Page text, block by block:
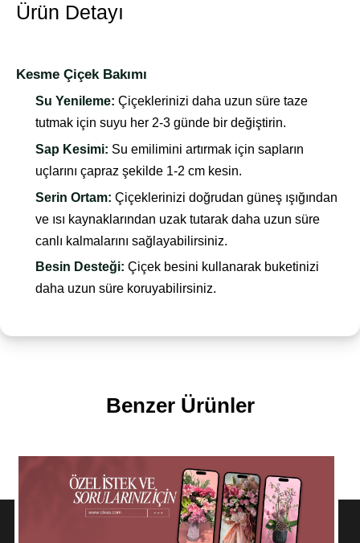
Ürün Detayı
Kesme Çiçek Bakımı
Su Yenileme: Çiçeklerinizi daha uzun süre taze
tutmak için suyu her 2-3 günde bir değiştirin.
Sap Kesimi: Su emilimini artırmak için sapların
uçlarını çapraz şekilde 1-2 cm kesin.
Serin Ortam: Çiçeklerinizi doğrudan güneş ışığından
ve ısı kaynaklarından uzak tutarak daha uzun süre
canlı kalmalarını sağlayabilirsiniz.
Besin Desteği: Çiçek besini kullanarak buketinizi
daha uzun süre koruyabilirsiniz.
Benzer Ürünler